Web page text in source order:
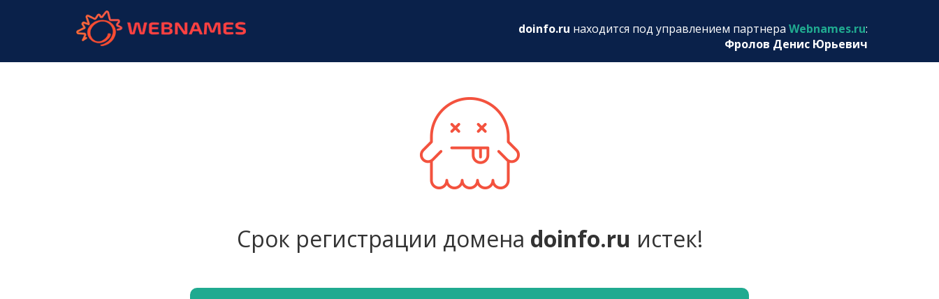
doinfo.ru находится под управлением партнера Webnames.ru:
Фролов Денис Юрьевич
Срок регистрации домена doinfo.ru истек!